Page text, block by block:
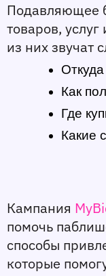
Подавляющее
товаров,
из них звучат
Как
Где
Какие
Кампания
помочь
способы
которые